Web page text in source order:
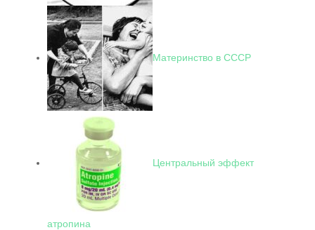
Материнство в СССР
Центральный эффект
атропина